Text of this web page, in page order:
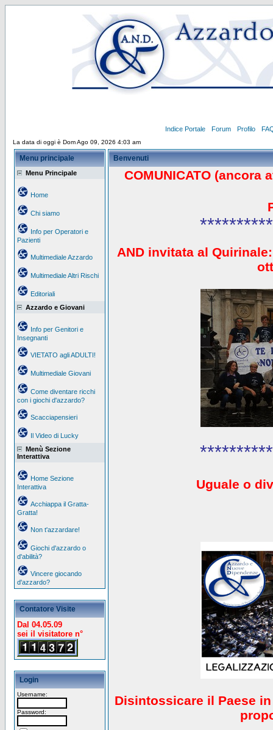
Indice Portale Forum Profilo
La data di oggi è Dom Ago 09, 2026 4:03 am
Menu principale
Menu Principale
Home
Chi siamo
Info per Operatori e
Pazienti
Multimediale Azzardo
Multimediale Altri Rischi
Editoriali
Azzardo e Giovani
Info per Genitori e
Insegnanti
VIETATO agli ADULTI!
Multimediale Giovani
Come diventare ricchi
con i giochi d'azzardo?
Scacciapensieri
Il Video di Lucky
Menù Sezione
Interattiva
Home Sezione
Interattiva
Acchiappa il Gratta-
Gratta!
Non t'azzardare!
Giochi d'azzardo o
d'abilità?
Vincere giocando
d'azzardo?
Contatore Visite
Dal 04.05.09
sei il visitatore n°
Login
Username:
Password:
Benvenuti
COMUNICATO (ancora
AND invitata al
Uguale o
Disintossicare il Paese